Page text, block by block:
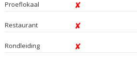
Proeflokaal
Restaurant
Rondleiding